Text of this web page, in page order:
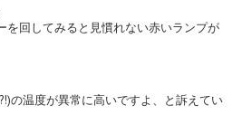
を回してみると見慣れない赤いランプが
の温度が異常に高いですよ、と訴えてい